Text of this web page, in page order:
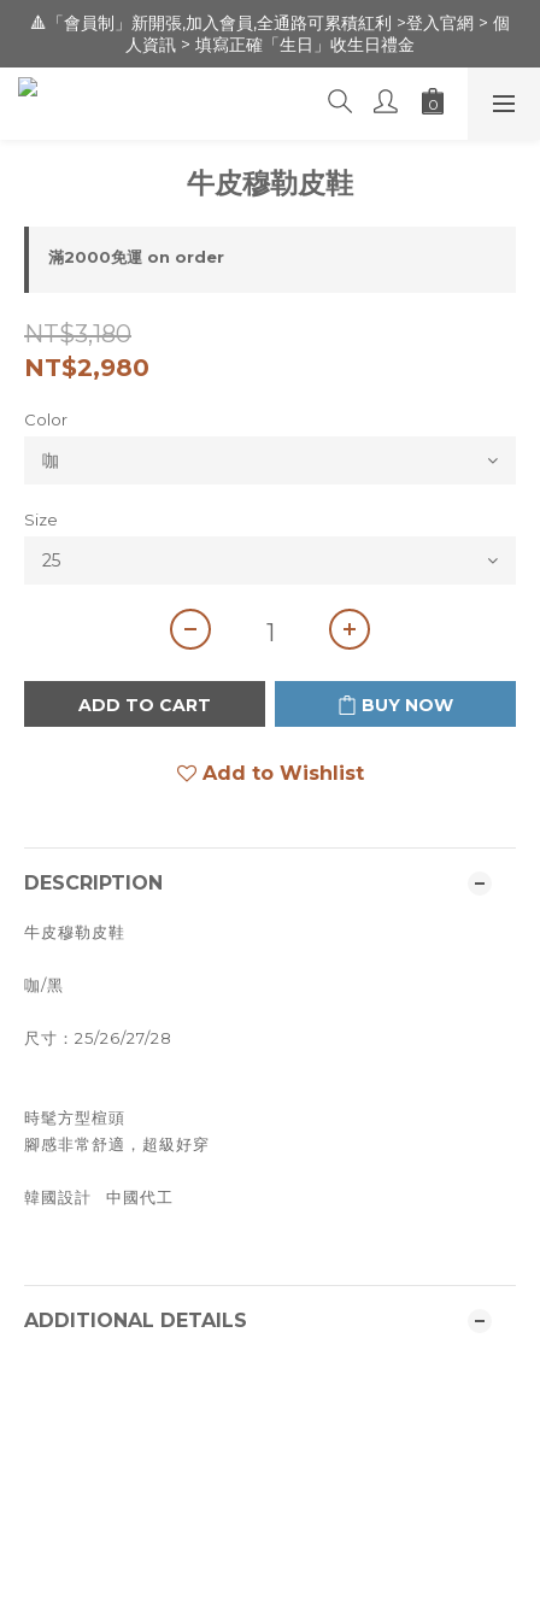
🔺「會員制」新開張,加入會員,全通路可累積紅利 >登入官網 > 個
人資訊 > 填寫正確「生日」收生日禮金
🔺「會員制」新開張,加入會員,全通路可累積紅利 >登入官網 > 個
人資訊 > 填寫正確「生日」收生日禮金
新朋友 [ 註冊登錄 ] 送 100元 購物金 / 實體門市：新竹市文昌街
95號（遠百明志書院🅿️前30m走路1分鐘）
人資訊 > 填寫正確「生日」收生日禮金
牛皮穆勒皮鞋
滿2000免運 on order
NT$3,180
NT$2,980
Color
Size
ADD TO CART BUY NOW
Add to Wishlist
DESCRIPTION
牛皮穆勒皮鞋
咖/黑
尺寸：25/26/27/28
時髦方型楦頭
腳感非常舒適，超級好穿
韓國設計 中國代工
ADDITIONAL DETAILS